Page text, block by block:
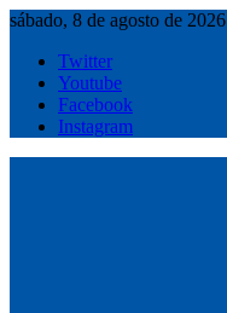
Saltar
contenido
sábado, 8 de agosto de 2026
Twitter
Youtube
Facebook
Instagram